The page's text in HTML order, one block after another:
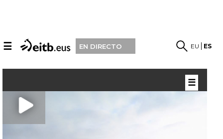
☰ EN DIRECTO EU ES
☰